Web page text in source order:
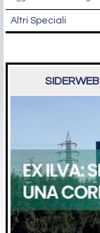
Altri Speciali